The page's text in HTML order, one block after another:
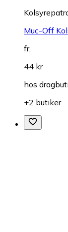
Muc-Off
fr.
44 kr
hos
+2 butiker